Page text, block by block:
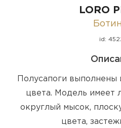
LORO
id:
Полусапоги выполнены
цвета. Модель имеет
округлый мысок,
цвета,